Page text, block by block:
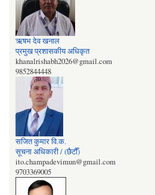
ऋषभ देव खनाल
प्रमुख प्रशासकीय अधिकृत
khanalrishabh2026@gmail.com
9852844448
सजित कुमार वि‍‌.क.
सूचना अधिकारी / (छैटौँ)
ito.champadevimun@gmail.com
9703369005